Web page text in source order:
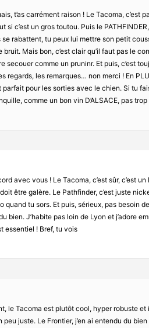
t’as carrément raison ! Le Tacoma, c’est
si c’est un gros toutou. Puis le
se rabattent, tu peux lui mettre son petit
Mais bon, c’est clair qu’il faut pas le
secouer comme un pruninr. Et puis, c’est
regards, les remarques… non merci ! En
parfait pour les sorties avec le chien. Si tu
comme un bon vin D’ALSACE, pas
avec vous ! Le Tacoma, c’est sûr, c’est
être galère. Le Pathfinder, c’est juste
quand tu sors. Et puis, sérieux, pas besoin
bien. J’habite pas loin de Lyon et j’adore
essentiel ! Bref, tu vois
le Tacoma est plutôt cool, hyper robuste
juste. Le Frontier, j’en ai entendu du